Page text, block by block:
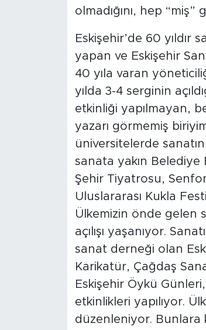
olmadığını, hep “miş”
Eskişehir’de 60 yıldır
yapan ve Eskişehir
40 yıla varan
yılda 3-4 serginin
etkinliği yapılmayan,
yazarı görmemiş
üniversitelerde
sanata yakın Belediye
Şehir Tiyatrosu,
Uluslararası Kukla
Ülkemizin önde gelen
açılışı yaşanıyor.
sanat derneği olan
Karikatür, Çağdaş
Eskişehir Öykü
etkinlikleri yapılıyor.
düzenleniyor. Bunlara